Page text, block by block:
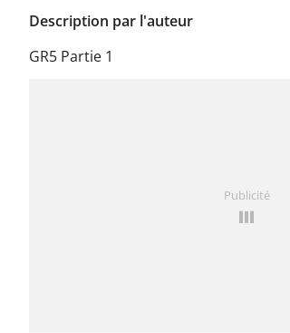
Description par l'auteur
GR5 Partie 1
Publicité